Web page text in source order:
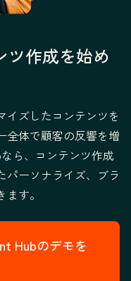
ツ作成を始め
イズしたコンテンツを
全体で顧客の反響を増
ら、コンテンツ作成
パーソナライズ、ブラ
す。
Hubのデモを